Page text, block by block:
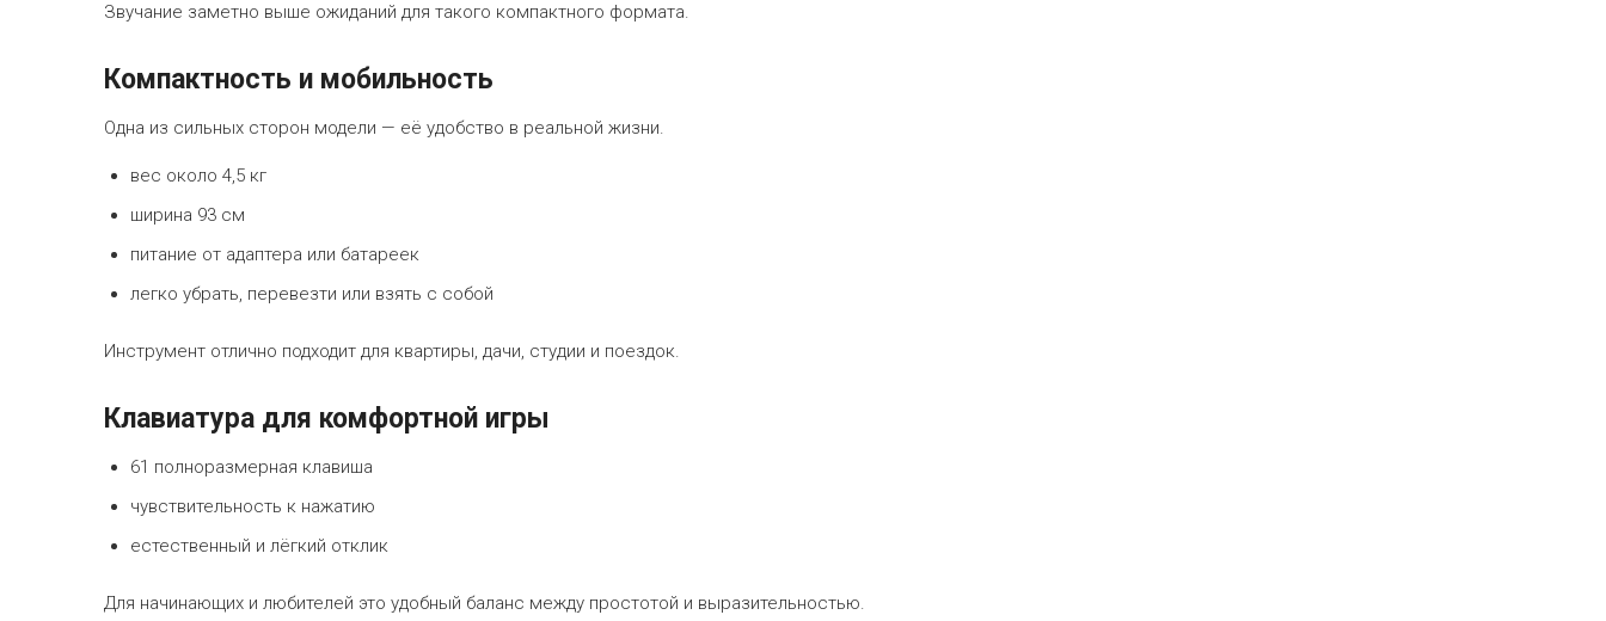
Звучание заметно выше ожиданий для такого компактного формата.
Компактность и мобильность
Одна из сильных сторон модели — её удобство в реальной жизни.
вес около 4,5 кг
ширина 93 см
питание от адаптера или батареек
легко убрать, перевезти или взять с собой
Инструмент отлично подходит для квартиры, дачи, студии и поездок.
Клавиатура для комфортной игры
61 полноразмерная клавиша
чувствительность к нажатию
естественный и лёгкий отклик
Для начинающих и любителей это удобный баланс между простотой и выразительностью.